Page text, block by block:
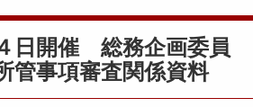
日開催 総務企画委員
事項審査関係資料